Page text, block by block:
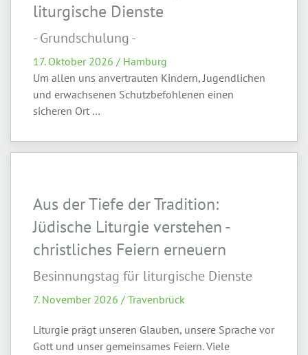
liturgische Dienste
- Grundschulung -
17. Oktober 2026 / Hamburg
Um allen uns anvertrauten Kindern, Jugendlichen
und erwachsenen Schutzbefohlenen einen
sicheren Ort …
Aus der Tiefe der Tradition:
Jüdische Liturgie verstehen -
christliches Feiern erneuern
Besinnungstag für liturgische Dienste
7. November 2026 / Travenbrück
Liturgie prägt unseren Glauben, unsere Sprache vor
Gott und unser gemeinsames Feiern. Viele